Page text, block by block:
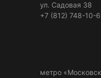
ул. Садовая 38
+7 (812) 748-10-
метро